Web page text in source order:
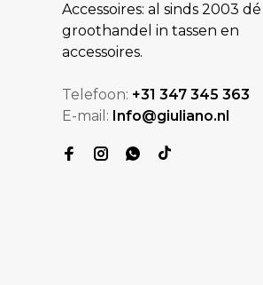
Accessoires: al sinds 2003 dé
groothandel in tassen en
accessoires.
Telefoon: +31 347 345 363
E-mail: Info@giuliano.nl